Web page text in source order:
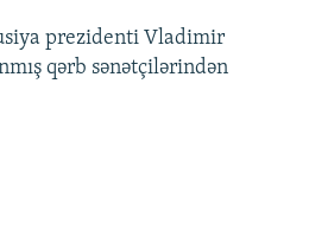
prezidenti Vladimir
qərb sənətçilərindən